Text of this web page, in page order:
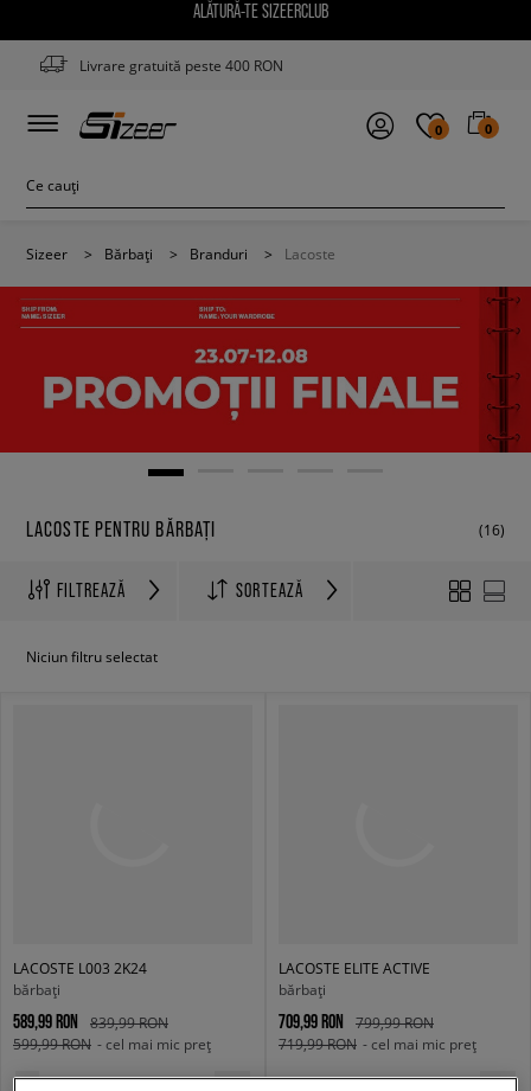
ALĂTURĂ-TE SIZEERCLUB
Livrare gratuită peste 400 RON
0 0
Sizeer > Bărbați > Branduri > Lacoste
LACOSTE PENTRU BĂRBAȚI (16)
FILTREAZĂ SORTEAZĂ
Niciun filtru selectat
LACOSTE L003 2K24
bărbați
589,99 RON
839,99 RON
599,99 RON - cel mai mic preț
LACOSTE ELITE ACTIVE
bărbați
709,99 RON
799,99 RON
719,99 RON - cel mai mic preț